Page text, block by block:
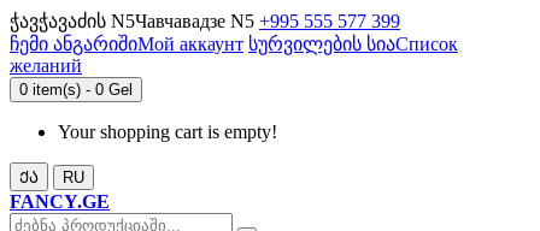
ჭავჭავაძის N5Чавчавадзе N5 +995 555 577 399
ჩემი ანგარიშიМой аккаунт სურვილების სიაСписок
желаний
0 item(s) - 0 Gel
Your shopping cart is empty!
ᲥᲐ RU
FANCY.GE